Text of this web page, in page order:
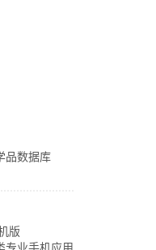
品数据库
版